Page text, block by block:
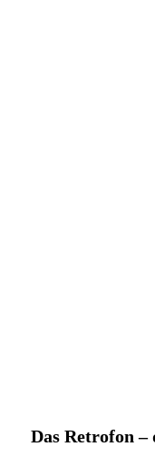
Das Retrofon –